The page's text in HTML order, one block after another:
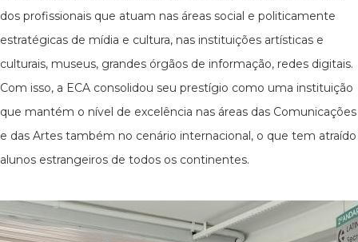
dos profissionais que atuam nas áreas social e politicamente
estratégicas de mídia e cultura, nas instituições artísticas e
culturais, museus, grandes órgãos de informação, redes digitais.
Com isso, a ECA consolidou seu prestígio como uma instituição
que mantém o nível de excelência nas áreas das Comunicações
e das Artes também no cenário internacional, o que tem atraído
alunos estrangeiros de todos os continentes.